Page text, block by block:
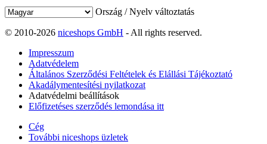
Ország / Nyelv változtatás
© 2010-2026 niceshops GmbH - All rights reserved.
Impresszum
Adatvédelem
Általános Szerződési Feltételek és Elállási Tájékoztató
Akadálymentesítési nyilatkozat
Adatvédelmi beállítások
Előfizetéses szerződés lemondása itt
Cég
További niceshops üzletek